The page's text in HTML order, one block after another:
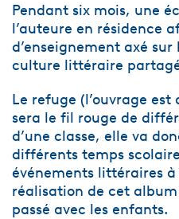
Pendant six mois, une
l’auteure en résidence
d’enseignement axé
culture littéraire
Le refuge (l’ouvrage
sera le fil rouge de
d’une classe, elle va
différents temps
événements littéraires
réalisation de cet
passé avec les enfants.